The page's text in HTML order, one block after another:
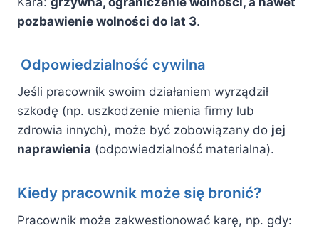
pozbawienie wolności do lat 3.
Odpowiedzialność cywilna
Jeśli pracownik swoim działaniem wyrządził
szkodę (np. uszkodzenie mienia firmy lub
zdrowia innych), może być zobowiązany do jej
naprawienia (odpowiedzialność materialna).
Kiedy pracownik może się bronić?
Pracownik może zakwestionować karę, np. gdy: